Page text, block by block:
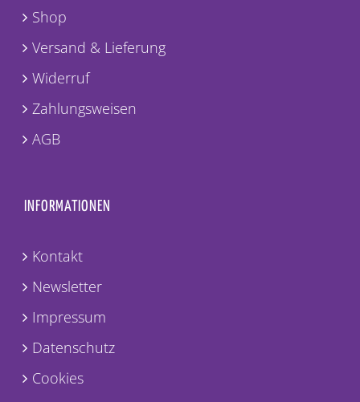
Shop
Versand & Lieferung
Widerruf
Zahlungsweisen
AGB
INFORMATIONEN
Kontakt
Newsletter
Impressum
Datenschutz
Cookies